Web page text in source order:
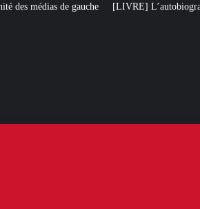
[LIVRE] L’autobiographie intellectuelle de